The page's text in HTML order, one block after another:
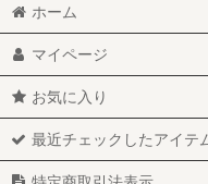
ホーム
マイページ
お気に入り
最近チェックしたアイテ